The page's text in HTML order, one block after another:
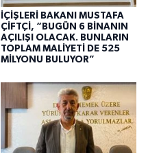
İÇİŞLERİ BAKANI MUSTAFA
ÇİFTÇİ, “BUGÜN 6 BİNANIN
AÇILIŞI OLACAK. BUNLARIN
TOPLAM MALİYETİ DE 525
MİLYONU BULUYOR”